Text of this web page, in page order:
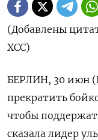
(Добавлены
ХСС)
БЕРЛИН, 30 июн
прекратить
чтобы
сказала лидер